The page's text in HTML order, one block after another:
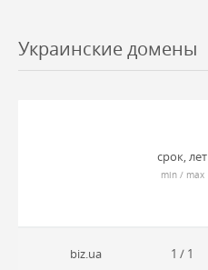
Украинские домены
срок, лет
min / max
biz.ua 1 / 1